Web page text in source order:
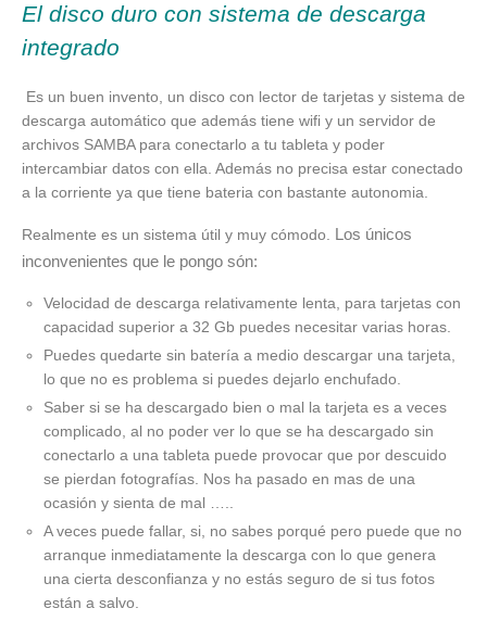
El disco duro con sistema de descarga
integrado
Es un buen invento, un disco con lector de tarjetas y sistema de
descarga automático que además tiene wifi y un servidor de
archivos SAMBA para conectarlo a tu tableta y poder
intercambiar datos con ella. Además no precisa estar conectado
a la corriente ya que tiene bateria con bastante autonomia.
Realmente es un sistema útil y muy cómodo. Los únicos
inconvenientes que le pongo són:
Velocidad de descarga relativamente lenta, para tarjetas con
capacidad superior a 32 Gb puedes necesitar varias horas.
Puedes quedarte sin batería a medio descargar una tarjeta,
lo que no es problema si puedes dejarlo enchufado.
Saber si se ha descargado bien o mal la tarjeta es a veces
complicado, al no poder ver lo que se ha descargado sin
conectarlo a una tableta puede provocar que por descuido
se pierdan fotografías. Nos ha pasado en mas de una
ocasión y sienta de mal …..
A veces puede fallar, si, no sabes porqué pero puede que no
arranque inmediatamente la descarga con lo que genera
una cierta desconfianza y no estás seguro de si tus fotos
están a salvo.